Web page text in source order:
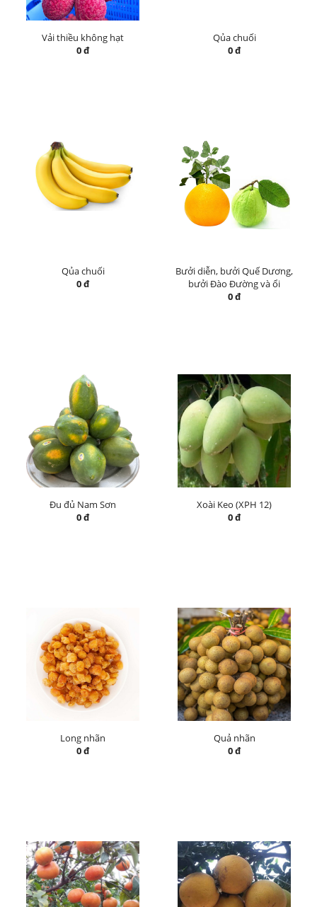
Vải thiều không hạt
0 đ
Qủa chuối
0 đ
Qủa chuối
0 đ
Bưởi diễn, bưởi Quế Dương,
bưởi Đào Đường và ổi
0 đ
Đu đủ Nam Sơn
0 đ
Xoài Keo (XPH 12)
0 đ
Long nhãn
0 đ
Quả nhãn
0 đ